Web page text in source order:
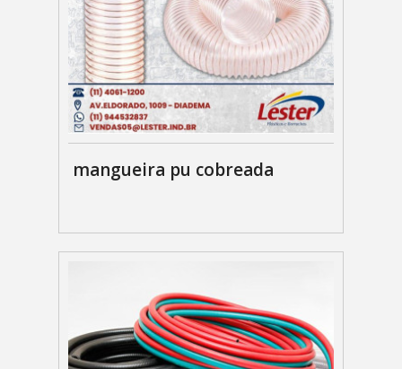
mangueira pu cobreada